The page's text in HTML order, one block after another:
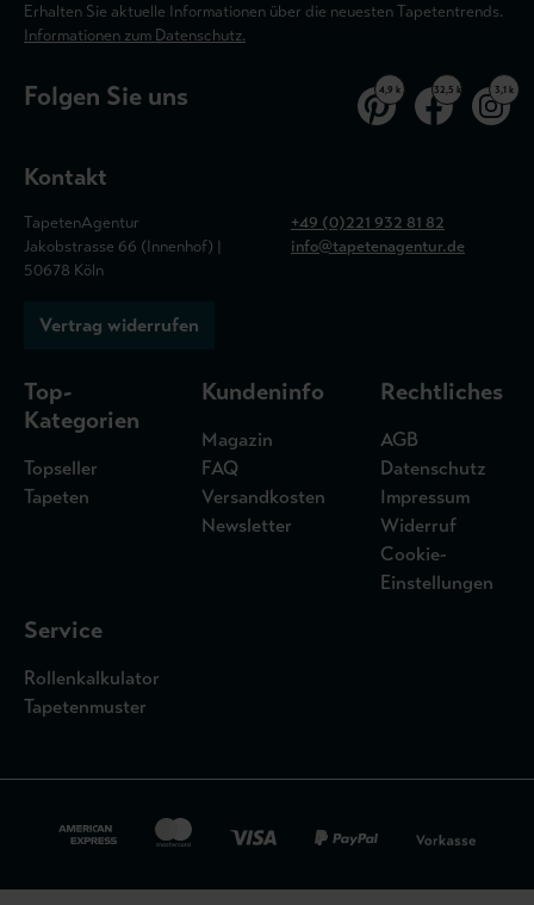
Erhalten Sie aktuelle Informationen über die neuesten Tapetentrends.
Informationen zum Datenschutz.
Folgen Sie uns 4,9 k 32,5 k 3,1 k
Kontakt
TapetenAgentur
Jakobstrasse 66 (Innenhof) |
50678 Köln
+49 (0)221 932 81 82
info@tapetenagentur.de
Vertrag widerrufen
Top-
Kategorien
Topseller
Tapeten
Kundeninfo
Magazin
FAQ
Versandkosten
Newsletter
Rechtliches
AGB
Datenschutz
Impressum
Widerruf
Cookie-
Einstellungen
Service
Rollenkalkulator
Tapetenmuster